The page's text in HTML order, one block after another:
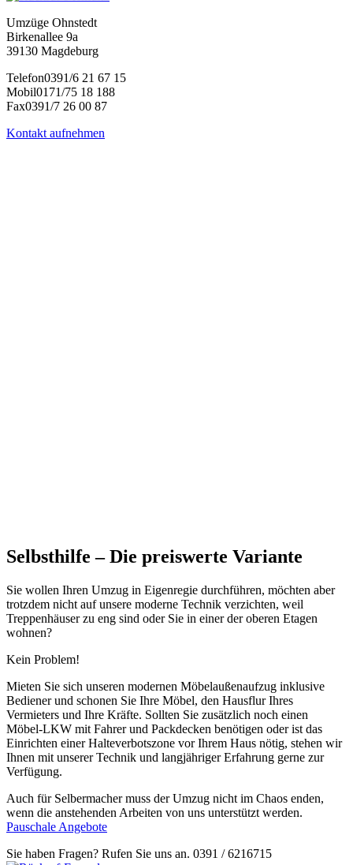
Umzüge Ohnstedt
Birkenallee 9a
39130 Magdeburg
Telefon0391/6 21 67 15
Mobil0171/75 18 188
Fax0391/7 26 00 87
Kontakt aufnehmen
Selbsthilfe – Die preiswerte Variante
Sie wollen Ihren Umzug in Eigenregie durchführen, möchten aber
trotzdem nicht auf unsere moderne Technik verzichten, weil
Treppenhäuser zu eng sind oder Sie in einer der oberen Etagen
wohnen?
Kein Problem!
Mieten Sie sich unseren modernen Möbelaußenaufzug inklusive
Bediener und schonen Sie Ihre Möbel, den Hausflur Ihres
Vermieters und Ihre Kräfte. Sollten Sie zusätzlich noch einen
Möbel-LKW mit Fahrer und Packdecken benötigen oder ist das
Einrichten einer Halteverbotszone vor Ihrem Haus nötig, stehen wir
Ihnen mit unserer Technik und langjähriger Erfahrung gerne zur
Verfügung.
Auch für Selbermacher muss der Umzug nicht im Chaos enden,
wenn die anstehenden Arbeiten von uns unterstützt werden.
Pauschale Angebote
Sie haben Fragen? Rufen Sie uns an. 0391 / 6216715